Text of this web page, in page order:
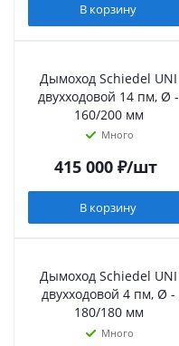
В корзину
Дымоход Schiedel UNI
двухходовой 14 пм, Ø -
160/200 мм
Много
415 000₽/шт
В корзину
Дымоход Schiedel UNI
двухходовой 4 пм, Ø -
180/180 мм
Много